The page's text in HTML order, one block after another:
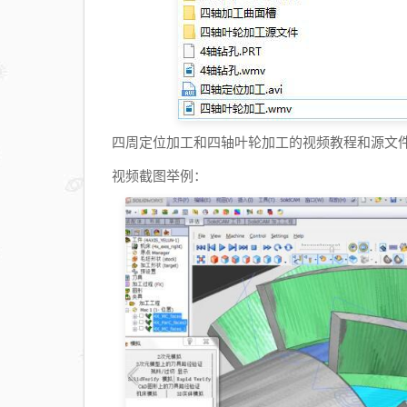
四周定位加工和四轴叶轮加工的视频教程和源文
视频截图举例：